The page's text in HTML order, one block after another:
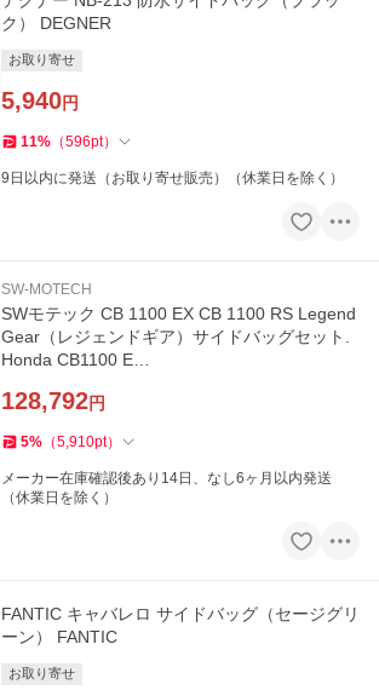
ク） DEGNER
お取り寄せ
5,940円
11% （596pt）
9日以内に発送（お取り寄せ販売）（休業日を除く）
SW-MOTECH
SWモテック CB 1100 EX CB 1100 RS Legend
Gear（レジェンドギア）サイドバッグセット.
Honda CB1100 E…
128,792円
5% （5,910pt）
メーカー在庫確認後あり14日、なし6ヶ月以内発送
（休業日を除く）
FANTIC キャバレロ サイドバッグ（セージグリ
ーン） FANTIC
お取り寄せ